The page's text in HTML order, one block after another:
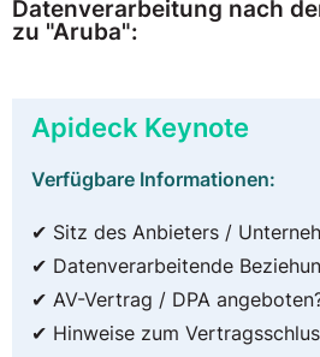
Datenverarbeitung nach
zu "Aruba":
Apideck Keynote
Verfügbare Informationen:
✔ Sitz des Anbieters /
✔ Datenverarbeitende
✔ AV-Vertrag / DPA
✔ Hinweise zum